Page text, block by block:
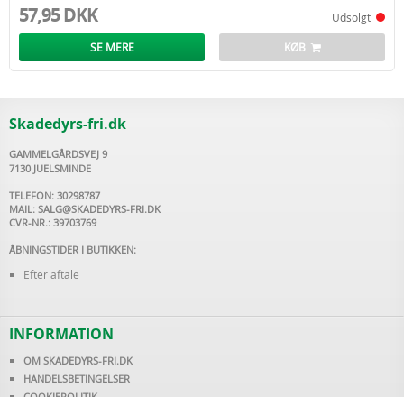
57,95 DKK Udsolgt
SE MERE KØB
Skadedyrs-fri.dk
GAMMELGÅRDSVEJ 9
7130 JUELSMINDE
TELEFON: 30298787
MAIL: SALG@SKADEDYRS-FRI.DK
CVR-NR.: 39703769
ÅBNINGSTIDER I BUTIKKEN:
Efter aftale
INFORMATION
OM SKADEDYRS-FRI.DK
HANDELSBETINGELSER